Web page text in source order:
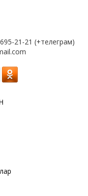
21-21 (+телеграм)